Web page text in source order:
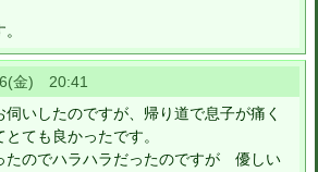
金) 20:41
いしたのですが、帰り道で息子が痛く
ても良かったです。
たのでハラハラだったのですが 優しい